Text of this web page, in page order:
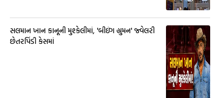
સલમાન ખાન કાનૂની મુશ્કેલીમાં, 'બીઇંગ હ્યુમન' જ્વેલરી
છેતરપિંડી કેસમાં